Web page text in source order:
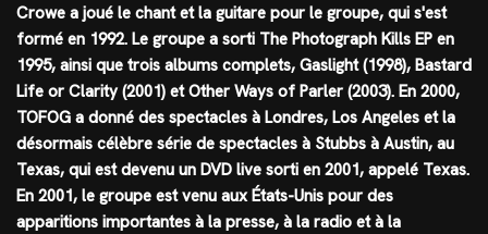
Crowe a joué le chant et la guitare pour le groupe, qui s'est
formé en 1992. Le groupe a sorti The Photograph Kills EP en
1995, ainsi que trois albums complets, Gaslight (1998), Bastard
Life or Clarity (2001) et Other Ways of Parler (2003). En 2000,
TOFOG a donné des spectacles à Londres, Los Angeles et la
désormais célèbre série de spectacles à Stubbs à Austin, au
Texas, qui est devenu un DVD live sorti en 2001, appelé Texas.
En 2001, le groupe est venu aux États-Unis pour des
apparitions importantes à la presse, à la radio et à la